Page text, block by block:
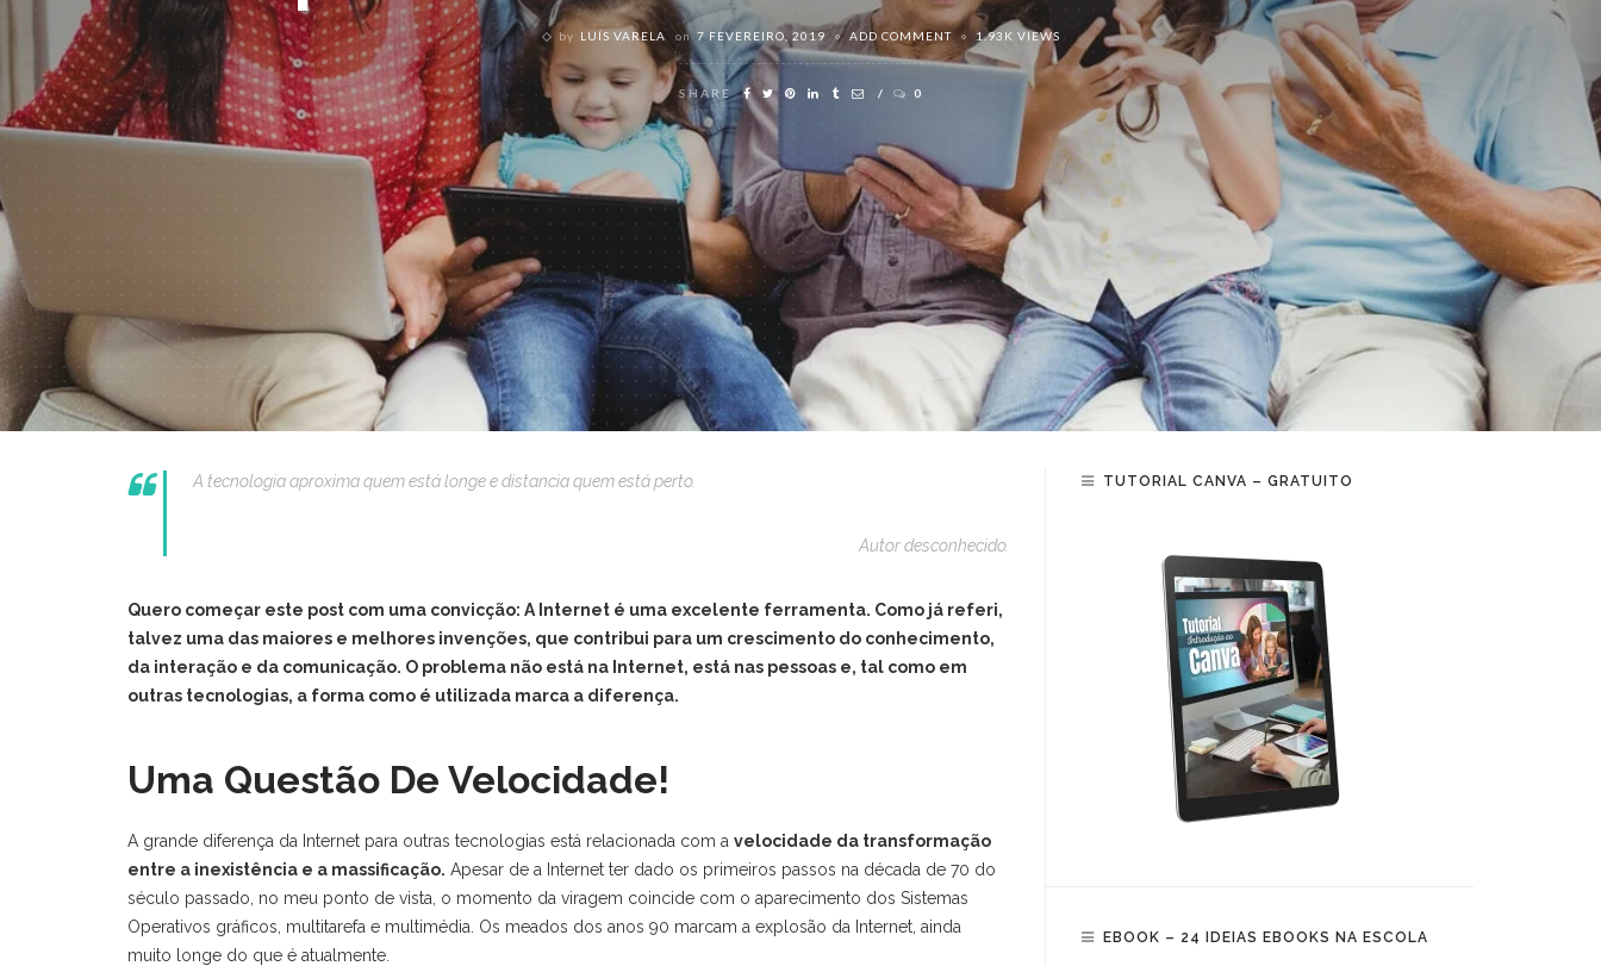
by LUÍS VARELA on 7 FEVEREIRO, 2019 ADD COMMENT 1.93K VIEWS
SHARE 0
A tecnologia aproxima quem está longe e distancia quem está perto.
Autor desconhecido.
Quero começar este post com uma convicção: A Internet é uma excelente ferramenta. Como já referi,
talvez uma das maiores e melhores invenções, que contribui para um crescimento do conhecimento,
da interação e da comunicação. O problema não está na Internet, está nas pessoas e, tal como em
outras tecnologias, a forma como é utilizada marca a diferença.
Uma Questão De Velocidade!
A grande diferença da Internet para outras tecnologias está relacionada com a velocidade da transformação
entre a inexistência e a massificação. Apesar de a Internet ter dado os primeiros passos na década de 70 do
século passado, no meu ponto de vista, o momento da viragem coincide com o aparecimento dos Sistemas
Operativos gráficos, multitarefa e multimédia. Os meados dos anos 90 marcam a explosão da Internet, ainda
muito longe do que é atualmente.
TUTORIAL CANVA – GRATUITO
EBOOK – 24 IDEIAS EBOOKS NA ESCOLA